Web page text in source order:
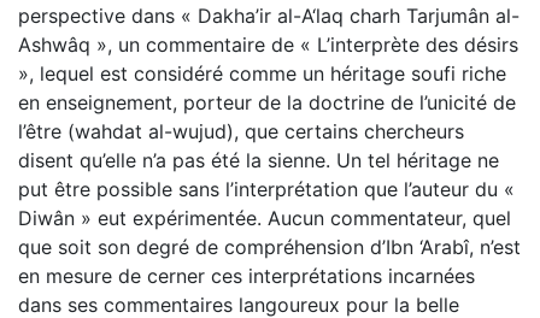
perspective dans « Dakha’ir al-A‘laq charh Tarjumân al-
Ashwâq », un commentaire de « L’interprète des désirs
», lequel est considéré comme un héritage soufi riche
en enseignement, porteur de la doctrine de l’unicité de
l’être (wahdat al-wujud), que certains chercheurs
disent qu’elle n’a pas été la sienne. Un tel héritage ne
put être possible sans l’interprétation que l’auteur du «
Diwân » eut expérimentée. Aucun commentateur, quel
que soit son degré de compréhension d’Ibn ‘Arabî, n’est
en mesure de cerner ces interprétations incarnées
dans ses commentaires langoureux pour la belle